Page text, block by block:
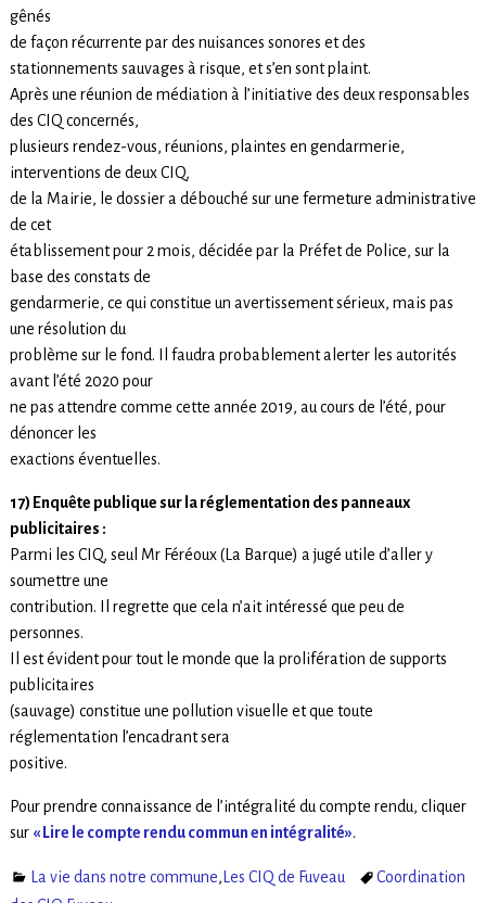
gênés
de façon récurrente par des nuisances sonores et des
stationnements sauvages à risque, et s’en sont plaint.
Après une réunion de médiation à l’initiative des deux responsables
des CIQ concernés,
plusieurs rendez-vous, réunions, plaintes en gendarmerie,
interventions de deux CIQ,
de la Mairie, le dossier a débouché sur une fermeture administrative
de cet
établissement pour 2 mois, décidée par la Préfet de Police, sur la
base des constats de
gendarmerie, ce qui constitue un avertissement sérieux, mais pas
une résolution du
problème sur le fond. Il faudra probablement alerter les autorités
avant l’été 2020 pour
ne pas attendre comme cette année 2019, au cours de l’été, pour
dénoncer les
exactions éventuelles.
17) Enquête publique sur la réglementation des panneaux
publicitaires :
Parmi les CIQ, seul Mr Féréoux (La Barque) a jugé utile d’aller y
soumettre une
contribution. Il regrette que cela n’ait intéressé que peu de
personnes.
Il est évident pour tout le monde que la prolifération de supports
publicitaires
(sauvage) constitue une pollution visuelle et que toute
réglementation l’encadrant sera
positive.
Pour prendre connaissance de l’intégralité du compte rendu, cliquer
sur « Lire le compte rendu commun en intégralité».
La vie dans notre commune, Les CIQ de Fuveau
Coordination